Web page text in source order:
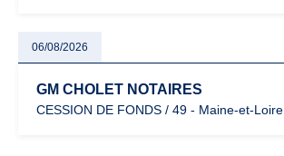
06/08/2026
GM CHOLET NOTAIRES
CESSION DE FONDS / 49 - Maine-et-Loire